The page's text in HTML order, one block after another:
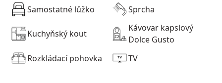
Samostatné lůžko Sprcha
Kuchyňský kout
Kávovar kapslový
Dolce Gusto
Rozkládací pohovka
TV